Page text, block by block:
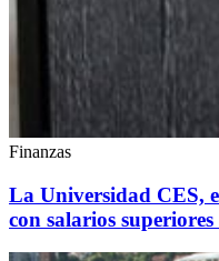
Finanzas
La Universidad CES,
con salarios